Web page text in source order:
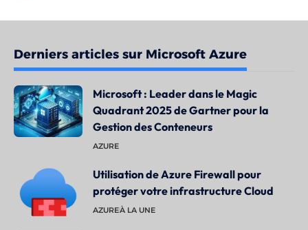
Derniers articles sur Microsoft Azure
Microsoft : Leader dans le Magic
Quadrant 2025 de Gartner pour la
Gestion des Conteneurs
AZURE
Utilisation de Azure Firewall pour
protéger votre infrastructure Cloud
AZUREÀ LA UNE